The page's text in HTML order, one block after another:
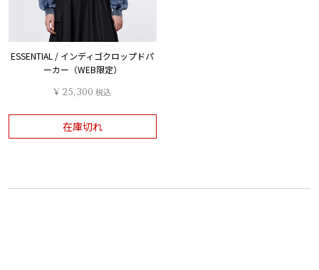
ESSENTIAL / インディゴクロップドパ
ーカー（WEB限定）
¥ 25,300 税込
在庫切れ